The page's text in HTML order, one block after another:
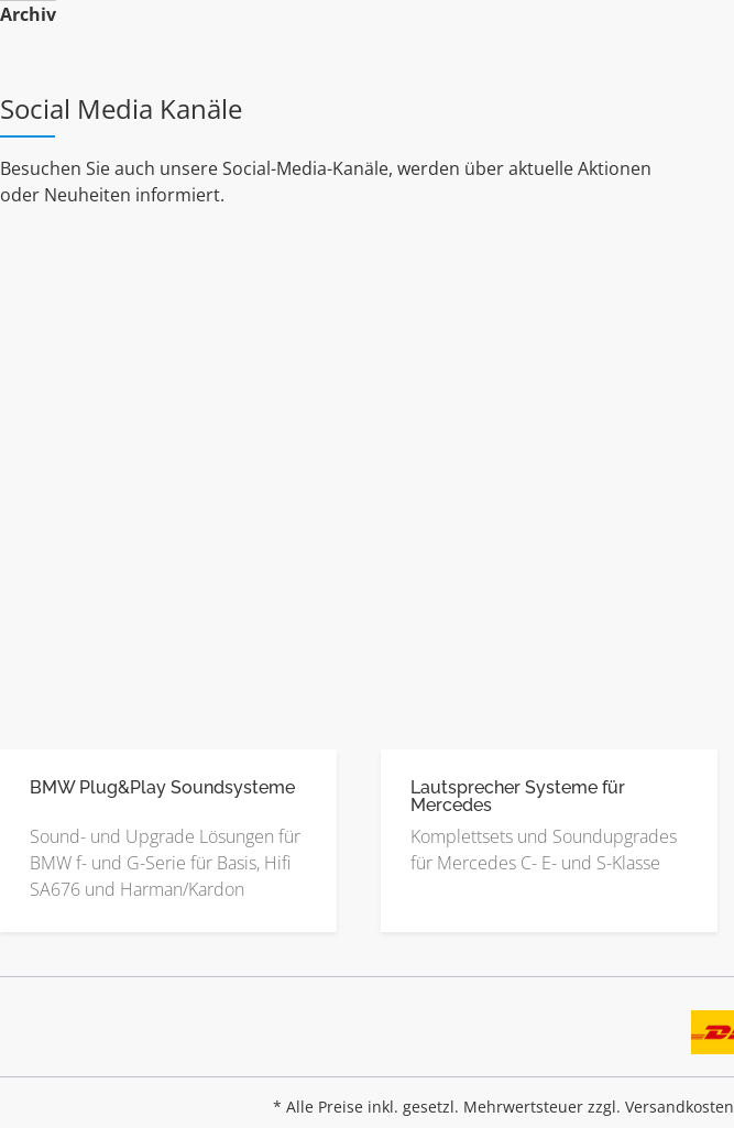
Archiv
Social Media Kanäle
Besuchen Sie auch unsere Social-Media-Kanäle, werden über aktuelle Aktionen
oder Neuheiten informiert.
BMW Plug&Play Soundsysteme
Sound- und Upgrade Lösungen für
BMW f- und G-Serie für Basis, Hifi
SA676 und Harman/Kardon
Lautsprecher Systeme für
Mercedes
Komplettsets und Soundupgrades
für Mercedes C- E- und S-Klasse
* Alle Preise inkl. gesetzl. Mehrwertsteuer zzgl. Versandkosten